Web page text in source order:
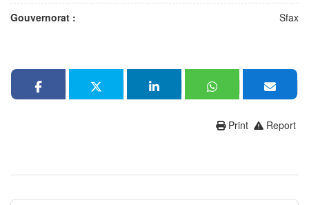
Gouvernorat :
Sfax
Report
Print